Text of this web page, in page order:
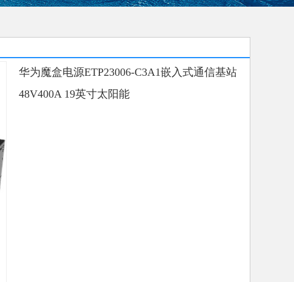
华为魔盒电源ETP23006-C3A1嵌入式通信基站
48V400A 19英寸太阳能